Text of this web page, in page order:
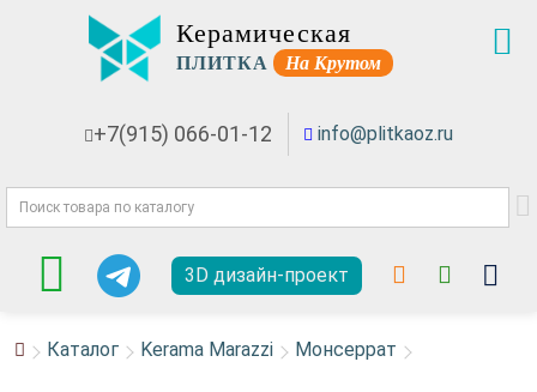
Керамическая
ПЛИТКА На Крутом
+7(915) 066-01-12 info@plitkaoz.ru
3D дизайн-проект
Каталог Kerama Marazzi Монсеррат